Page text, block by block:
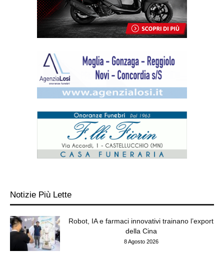
Notizie Più Lette
Robot, IA e farmaci innovativi trainano l’export
della Cina
8 Agosto 2026